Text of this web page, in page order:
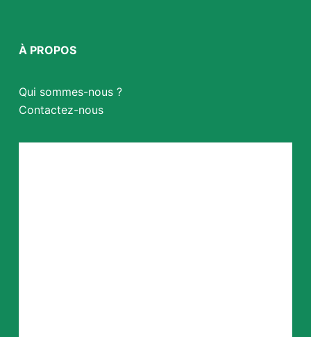
À PROPOS
Qui sommes-nous ?
Contactez-nous